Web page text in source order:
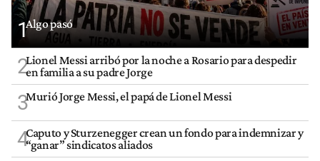
1Algo pasó
2Lionel Messi arribó por la noche a Rosario para despedir
en familia a su padre Jorge
3Murió Jorge Messi, el papá de Lionel Messi
4Caputo y Sturzenegger crean un fondo para indemnizar y
“ganar” sindicatos aliados